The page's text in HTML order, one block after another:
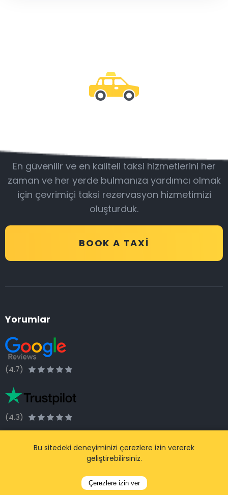
En güvenilir ve en kaliteli taksi hizmetlerini her
zaman ve her yerde bulmanıza yardımcı olmak
için çevrimiçi taksi rezervasyon hizmetimizi
oluşturduk.
BOOK A TAXI
Yorumlar
(4.7)
(4.3)
Popüler Ülkeler
Bu sitedeki deneyiminizi çerezlere izin vererek
geliştirebilirsiniz.
Çerezlere izin ver